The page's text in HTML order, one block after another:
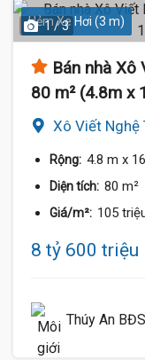
Hẻm Xe Hơi (3 m)
1 / 3
Bán nhà Xô
80 m² (4.8m x
Xô Viết Nghệ
Rộng: 4.8 m x
Diện tích: 80 m²
Giá/m²: 105
8 tỷ 600 triệu
Thúy An BĐS